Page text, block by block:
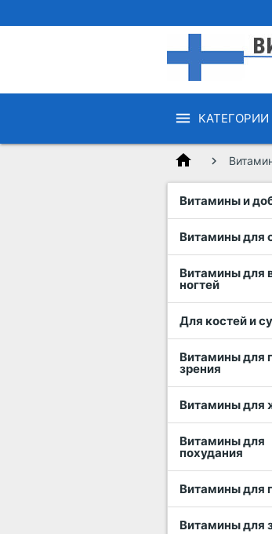
КАТЕГОРИИ
home
Витамины и
Витамины для
Витамины для
ногтей
Для костей и
Витамины для
зрения
Витамины для
Витамины для
похудания
Витамины для
Витамины для